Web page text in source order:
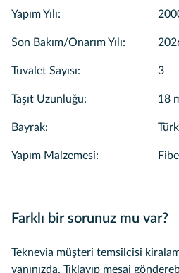
Yapım Yılı:
Son Bakım/Onarım Yılı:
Tuvalet Sayısı: 3
Taşıt Uzunluğu: 18
Bayrak:
Yapım Malzemesi:
Farklı bir sorunuz mu var?
Teknevia müşteri temsilcisi
yanınızda. Tıklayıp mesaj